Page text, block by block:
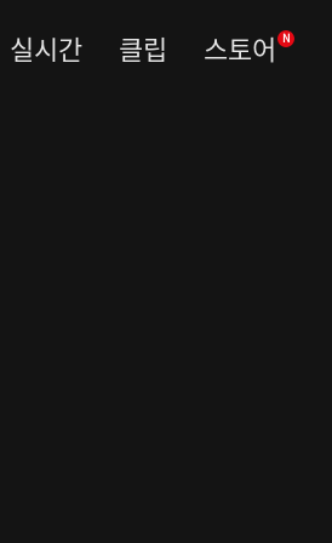
실시간 클립 스토어 N